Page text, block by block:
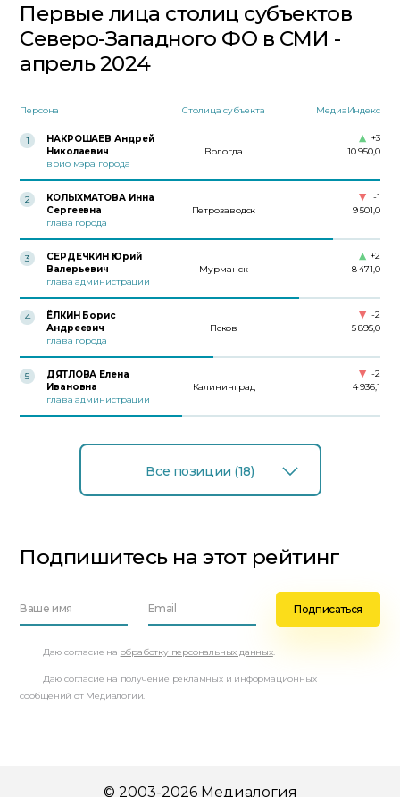
Первые лица столиц субъектов
Северо-Западного ФО в СМИ -
апрель 2024
Персона Столица субъекта МедиаИндекс
1
НАКРОШАЕВ Андрей
Николаевич
врио мэра города
Вологда 10 950,0
+3
2
КОЛЫХМАТОВА Инна
Сергеевна
глава города
Петрозаводск 9 501,0
-1
3
СЕРДЕЧКИН Юрий
Валерьевич
глава администрации
Мурманск 8 471,0
+2
4
ЁЛКИН Борис
Андреевич
глава города
Псков 5 895,0
-2
5
ДЯТЛОВА Елена
Ивановна
глава администрации
Калининград 4 936,1
-2
Все позиции (18)
Подпишитесь на этот рейтинг
Даю согласие на обработку персональных данных.
Даю согласие на получение рекламных и информационных
сообщений от Медиалогии.
© 2003-2026 Медиалогия